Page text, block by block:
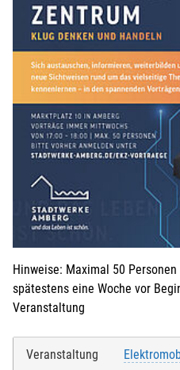
Hinweise: Maximal 50
spätestens eine Woche vor
Veranstaltung
Veranstaltung